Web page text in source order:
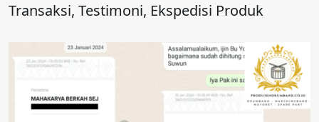
Transaksi, Testimoni, Ekspedisi Produk